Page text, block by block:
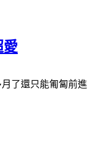
愛
了還只能匍匐前進